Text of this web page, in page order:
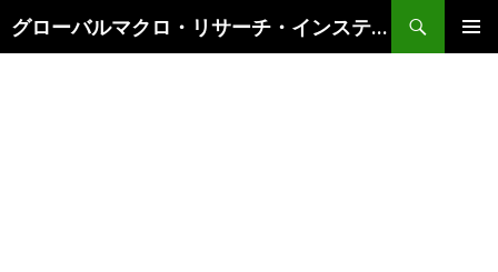
グローバルマクロ・リサーチ・インスティテュート
索